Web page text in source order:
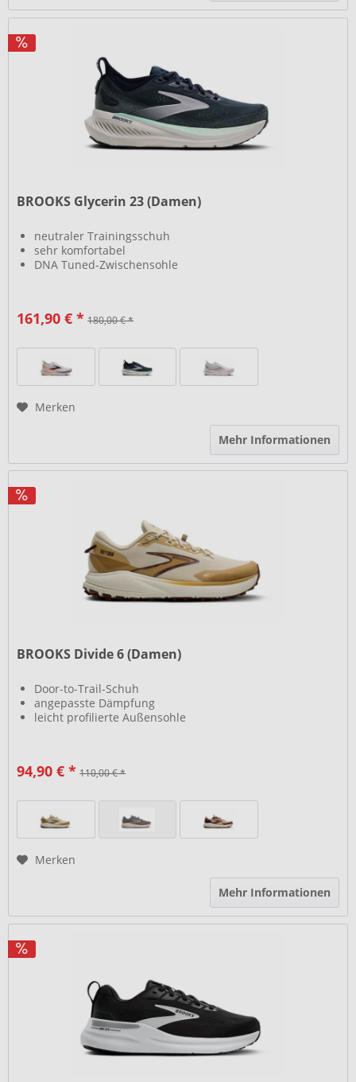
BROOKS Glycerin 23 (Damen)
neutraler Trainingsschuh
sehr komfortabel
DNA Tuned-Zwischensohle
161,90 € * 180,00 € *
Merken
Mehr Informationen
BROOKS Divide 6 (Damen)
Door-to-Trail-Schuh
angepasste Dämpfung
leicht profilierte Außensohle
94,90 € * 110,00 € *
Merken
Mehr Informationen